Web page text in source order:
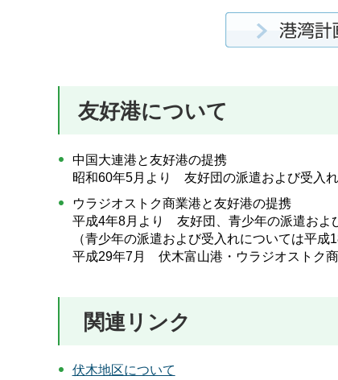
友好港について
中国大連港と友好港の提携
昭和60年5月より 友好団の派遣および受入れ
ウラジオストク商業港と友好港の提携
平成4年8月より 友好団、青少年の派遣およ
（青少年の派遣および受入れについては平成
平成29年7月 伏木富山港・ウラジオストク
関連リンク
伏木地区について